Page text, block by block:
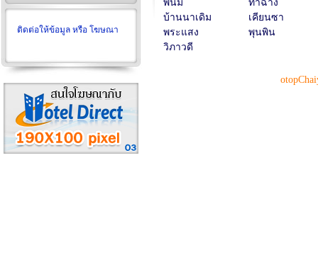
ติดต่อให้ข้อมูล หรือ โฆษณา
พนม
ท่าฉาง
บ้านนาเดิม
เคียนซา
พระแสง
พุนพิน
วิภาวดี